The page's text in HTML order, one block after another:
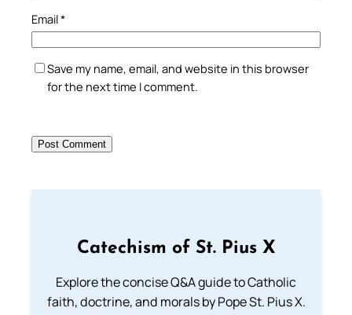
Email*
Save my name, email, and website in this browser
for the next time I comment.
Catechism of St. Pius X
Explore the concise Q&A guide to Catholic
faith, doctrine, and morals by Pope St. Pius X.